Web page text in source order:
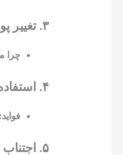
۳. تغییر پوزیشن خواب
چرا
۴. استفاده از مرطوب‌کننده هوا
فواید:
۵. اجتناب از الکل و سیگار